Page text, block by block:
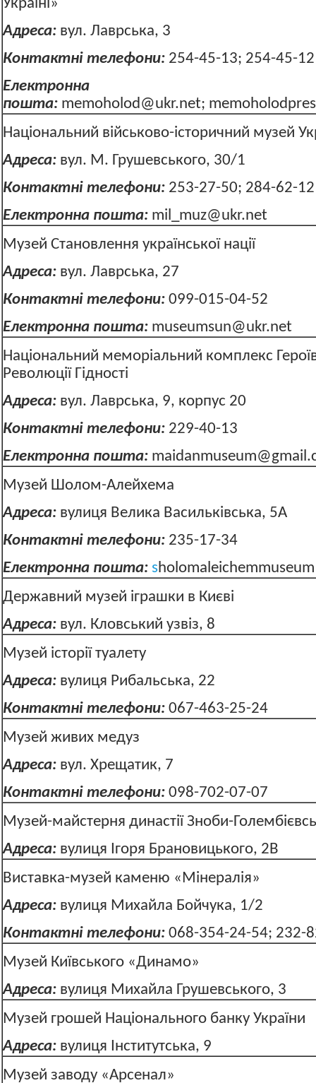
Україні»
Адреса:вул. Лаврська, 3
Контактні телефони:254-45-13; 254-45-12
Електронна
пошта: memoholod@ukr.net;
Національний військово-історичний музей
Адреса:вул. М. Грушевського, 30/1
Контактні телефони:253-27-50; 284-62-12
Електронна пошта: mil_muz@ukr.net
Музей Становлення української нації
Адреса:вул. Лаврська, 27
Контактні телефони:099-015-04-52
Електронна пошта: museumsun@ukr.net
Національний меморіальний комплекс
Революції Гідності
Адреса:вул. Лаврська, 9, корпус 20
Контактні телефони:229-40-13
Електронна пошта:
Музей Шолом-Алейхема
Адреса:вулиця Велика Васильківська, 5А
Контактні телефони:235-17-34
Електронна пошта: s
Державний музей іграшки в Києві
Адреса:вул. Кловський узвіз, 8
Музей історії туалету
Адреса:вулиця Рибальська, 22
Контактні телефони:067-463-25-24
Музей живих медуз
Адреса:вул. Хрещатик, 7
Контактні телефони:098-702-07-07
Музей-майстерня династії Зноби-
Адреса:вулиця Ігоря Брановицького, 2В
Виставка-музей каменю «Мінералія»
Адреса:вулиця Михайла Бойчука, 1/2
Контактні телефони:068-354-24-54; 232-
Музей Київського «Динамо»
Адреса:вулиця Михайла Грушевського, 3
Музей грошей Національного банку України
Адреса:вулиця Інститутська, 9
Музей заводу «Арсенал»